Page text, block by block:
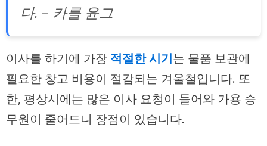
다. – 카를 윤그
이사를 하기에 가장 적절한 시기는 물품 보관에
필요한 창고 비용이 절감되는 겨울철입니다. 또
한, 평상시에는 많은 이사 요청이 들어와 가용 승
무원이 줄어드니 장점이 있습니다.